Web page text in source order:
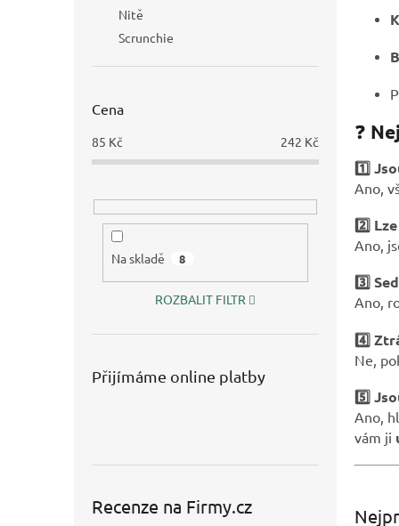
Nitě
Scrunchie
Cena
85 Kč 242 Kč
Na skladě 8
ROZBALIT FILTR
Přijímáme online platby
Recenze na Firmy.cz
❓
1️⃣
Ano,
2️⃣
Ano,
3️⃣
Ano,
4️⃣
Ne,
5️⃣
Ano,
vám ji